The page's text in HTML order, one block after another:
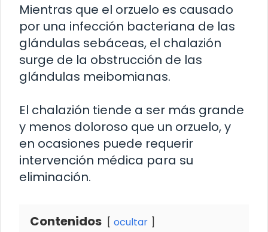
Mientras que el orzuelo es causado
por una infección bacteriana de las
glándulas sebáceas, el chalazión
surge de la obstrucción de las
glándulas meibomianas.
El chalazión tiende a ser más grande
y menos doloroso que un orzuelo, y
en ocasiones puede requerir
intervención médica para su
eliminación.
Contenidos ocultar